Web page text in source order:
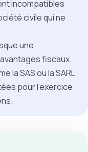
incompatibles
civile qui ne
une
fiscaux.
la SAS ou la SARL
pour l'exercice